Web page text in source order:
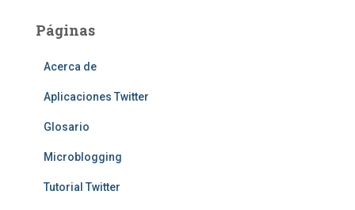
Páginas
Acerca de
Aplicaciones Twitter
Glosario
Microblogging
Tutorial Twitter